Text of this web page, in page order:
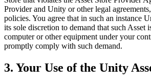
Provider and Unity or other legal
policies. You agree that in such an instance
its sole discretion to demand that such Asset
computer or other equipment under your
promptly comply with such demand.
3. Your Use of the Unity